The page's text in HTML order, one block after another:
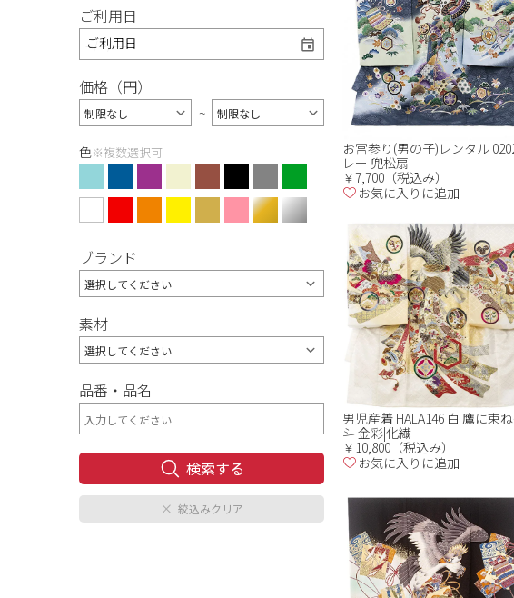
ご利用日
ご利用日
価格（円）
~
色※複数選択可
ブランド
素材
品番・品名
お宮参り(男の子)レンタル
レー 兜松扇
￥7,700（税込み）
お気に入りに追加
男児産着 HALA146 白 鷹に束
斗 金彩|化繊
￥10,800（税込み）
お気に入りに追加